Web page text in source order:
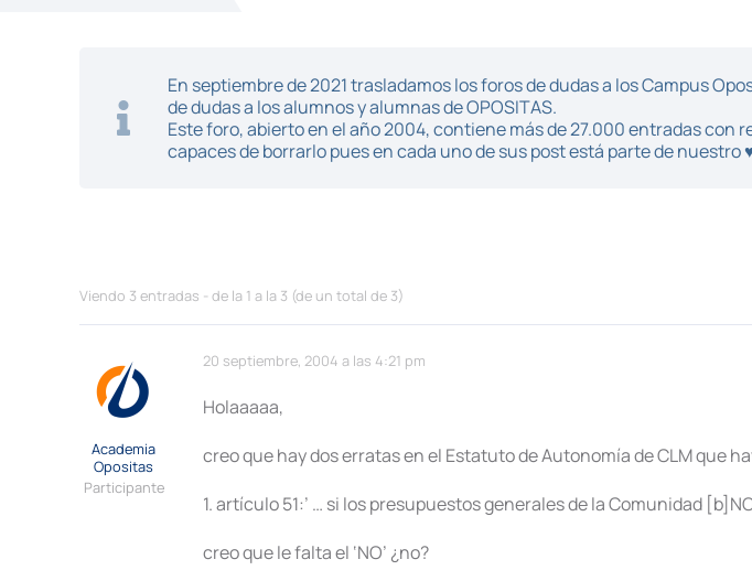
En septiembre de 2021 trasladamos los foros de dudas a los Campus
de dudas a los alumnos y alumnas de OPOSITAS.
Este foro, abierto en el año 2004, contiene más de 27.000 entradas
capaces de borrarlo pues en cada uno de sus post está parte de nuestro
Viendo 3 entradas - de la 1 a la 3 (de un total de 3)
20 septiembre, 2004 a las 4:21 pm
Academia
Opositas
Participante
Holaaaaa,
creo que hay dos erratas en el Estatuto de Autonomía de CLM que
1. artículo 51:’ … si los presupuestos generales de la Comunidad
creo que le falta el ‘NO’ ¿no?